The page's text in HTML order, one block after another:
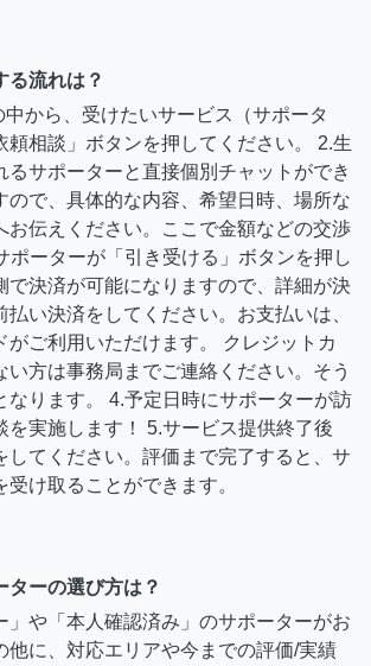
る流れは？
から、受けたいサービス（サポータ
頼相談」ボタンを押してください。 2.生
るサポーターと直接個別チャットができ
ので、具体的な内容、希望日時、場所な
お伝えください。ここで金額などの交渉
ポーターが「引き受ける」ボタンを押し
で決済が可能になりますので、詳細が決
払い決済をしてください。お支払いは、
がご利用いただけます。 クレジットカ
い方は事務局までご連絡ください。そう
なります。 4.予定日時にサポーターが訪
を実施します！ 5.サービス提供終了後
してください。評価まで完了すると、サ
け取ることができます。
ターの選び方は？
」や「本人確認済み」のサポーターがお
他に、対応エリアや今までの評価/実績